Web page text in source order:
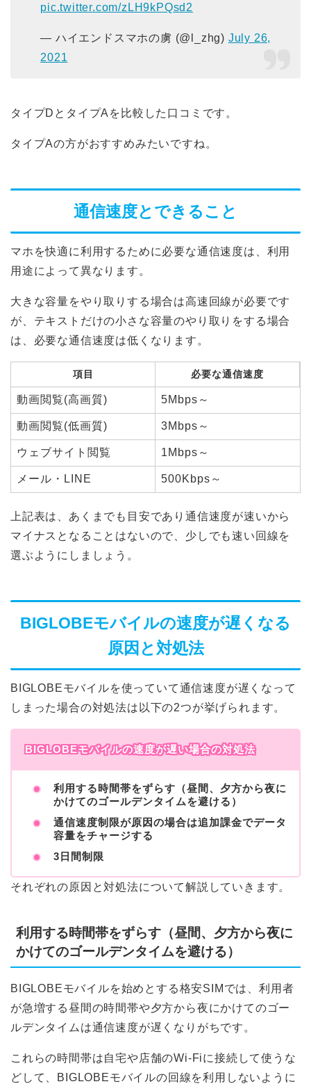
pic.twitter.com/zLH9kPQsd2
— ハイエンドスマホの虜 (@l_zhg) July 26,
2021
タイプDとタイプAを比較した口コミです。
タイプAの方がおすすめみたいですね。
通信速度とできること
マホを快適に利用するために必要な通信速度は、利用
用途によって異なります。
大きな容量をやり取りする場合は高速回線が必要です
が、テキストだけの小さな容量のやり取りをする場合
は、必要な通信速度は低くなります。
項目 必要な通信速度
動画閲覧(高画質) 5Mbps～
動画閲覧(低画質) 3Mbps～
ウェブサイト閲覧 1Mbps～
メール・LINE 500Kbps～
上記表は、あくまでも目安であり通信速度が速いから
マイナスとなることはないので、少しでも速い回線を
選ぶようにしましょう。
BIGLOBEモバイルの速度が遅くなる
原因と対処法
BIGLOBEモバイルを使っていて通信速度が遅くなって
しまった場合の対処法は以下の2つが挙げられます。
BIGLOBEモバイルの速度が遅い場合の対処法
利用する時間帯をずらす（昼間、夕方から夜に
かけてのゴールデンタイムを避ける）
通信速度制限が原因の場合は追加課金でデータ
容量をチャージする
3日間制限
それぞれの原因と対処法について解説していきます。
利用する時間帯をずらす（昼間、夕方から夜に
かけてのゴールデンタイムを避ける）
BIGLOBEモバイルを始めとする格安SIMでは、利用者
が急増する昼間の時間帯や夕方から夜にかけてのゴー
ルデンタイムは通信速度が遅くなりがちです。
これらの時間帯は自宅や店舗のWi-Fiに接続して使うな
どして、BIGLOBEモバイルの回線を利用しないように